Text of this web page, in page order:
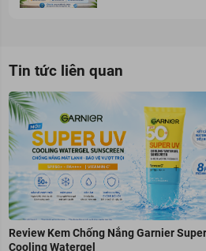
Tin tức liên quan
Review Kem Chống Nắng Garnier
Cooling Watergel